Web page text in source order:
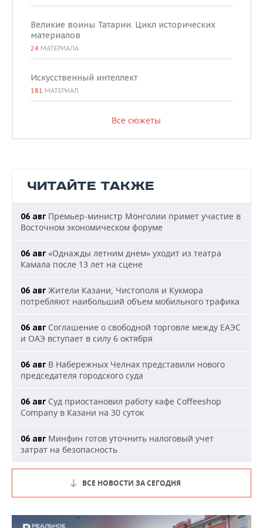
Великие воины Татарии. Цикл исторических
материалов
24 МАТЕРИАЛА
Искусственный интеллект
181 МАТЕРИАЛ
Все сюжеты
ЧИТАЙТЕ ТАКЖЕ
06 авг Премьер-министр Монголии примет участие в
Восточном экономическом форуме
06 авг «Однажды летним днем» уходит из театра
Камала после 13 лет на сцене
06 авг Жители Казани, Чистополя и Кукмора
потребляют наибольший объем мобильного трафика
06 авг Соглашение о свободной торговле между ЕАЭС
и ОАЭ вступает в силу 6 октября
06 авг В Набережных Челнах представили нового
председателя городского суда
06 авг Суд приостановил работу кафе Coffeeshop
Company в Казани на 30 суток
06 авг Минфин готов уточнить налоговый учет
затрат на безопасность
ВСЕ НОВОСТИ ЗА СЕГОДНЯ